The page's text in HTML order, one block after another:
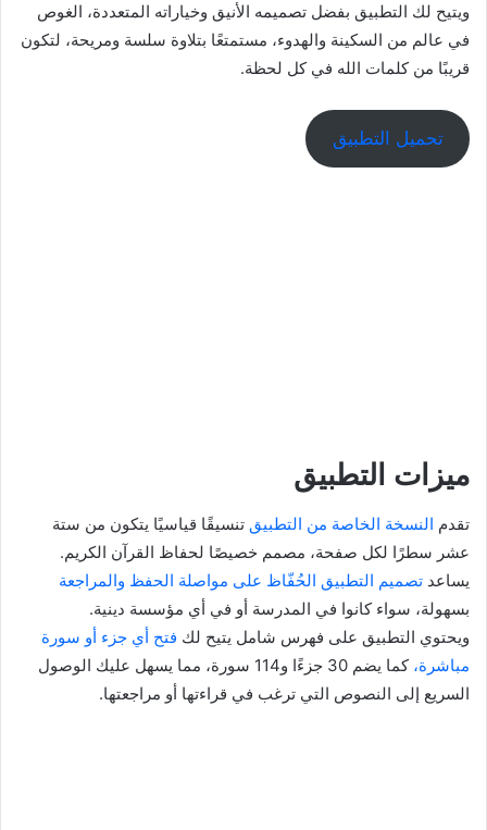
ويتيح لك التطبيق بفضل تصميمه الأنيق وخياراته المتعددة، الغوص
في عالم من السكينة والهدوء، مستمتعًا بتلاوة سلسة ومريحة، لتكون
قريبًا من كلمات الله في كل لحظة.
تحميل التطبيق
ميزات التطبيق
تقدم النسخة الخاصة من التطبيق تنسيقًا قياسيًا يتكون من ستة
عشر سطرًا لكل صفحة، مصمم خصيصًا لحفاظ القرآن الكريم.
يساعد تصميم التطبيق الحُفّاظ على مواصلة الحفظ والمراجعة
بسهولة، سواء كانوا في المدرسة أو في أي مؤسسة دينية.
ويحتوي التطبيق على فهرس شامل يتيح لك فتح أي جزء أو سورة
مباشرة،
كما يضم 30 جزءًا و114 سورة، مما يسهل عليك الوصول
السريع إلى النصوص التي ترغب في قراءتها أو مراجعتها.